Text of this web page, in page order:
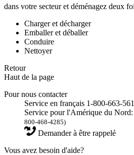
dans votre secteur et déménagez deux
Charger et décharger
Emballer et déballer
Conduire
Nettoyer
Retour
Haut de la page
Pour nous contacter
Service en français 1-800-663-
Service pour l'Amérique du
800-468-4285)
Demander à être rappelé
Vous avez besoin d'aide?